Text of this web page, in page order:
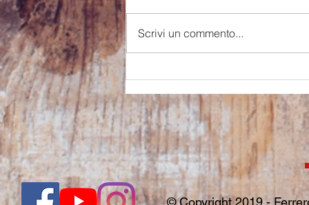
ALLEGRO E L'ORCHESTRA
DA CAMERA ITALIANA
ANTONIO VIVALDI, 28
APRILE 2024 H.18 A
CAMPOROSSO, CENTRO
POLIVALENTE G. FALCONE
PER LE QUATTRO
Scrivi un commento...